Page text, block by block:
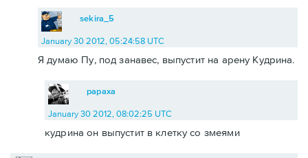
sekira_5
January 30 2012, 05:24:58 UTC
Я думаю Пу, под занавес, выпустит на арену Кудрина.
papaxa
January 30 2012, 08:02:25 UTC
кудрина он выпустит в клетку со змеями